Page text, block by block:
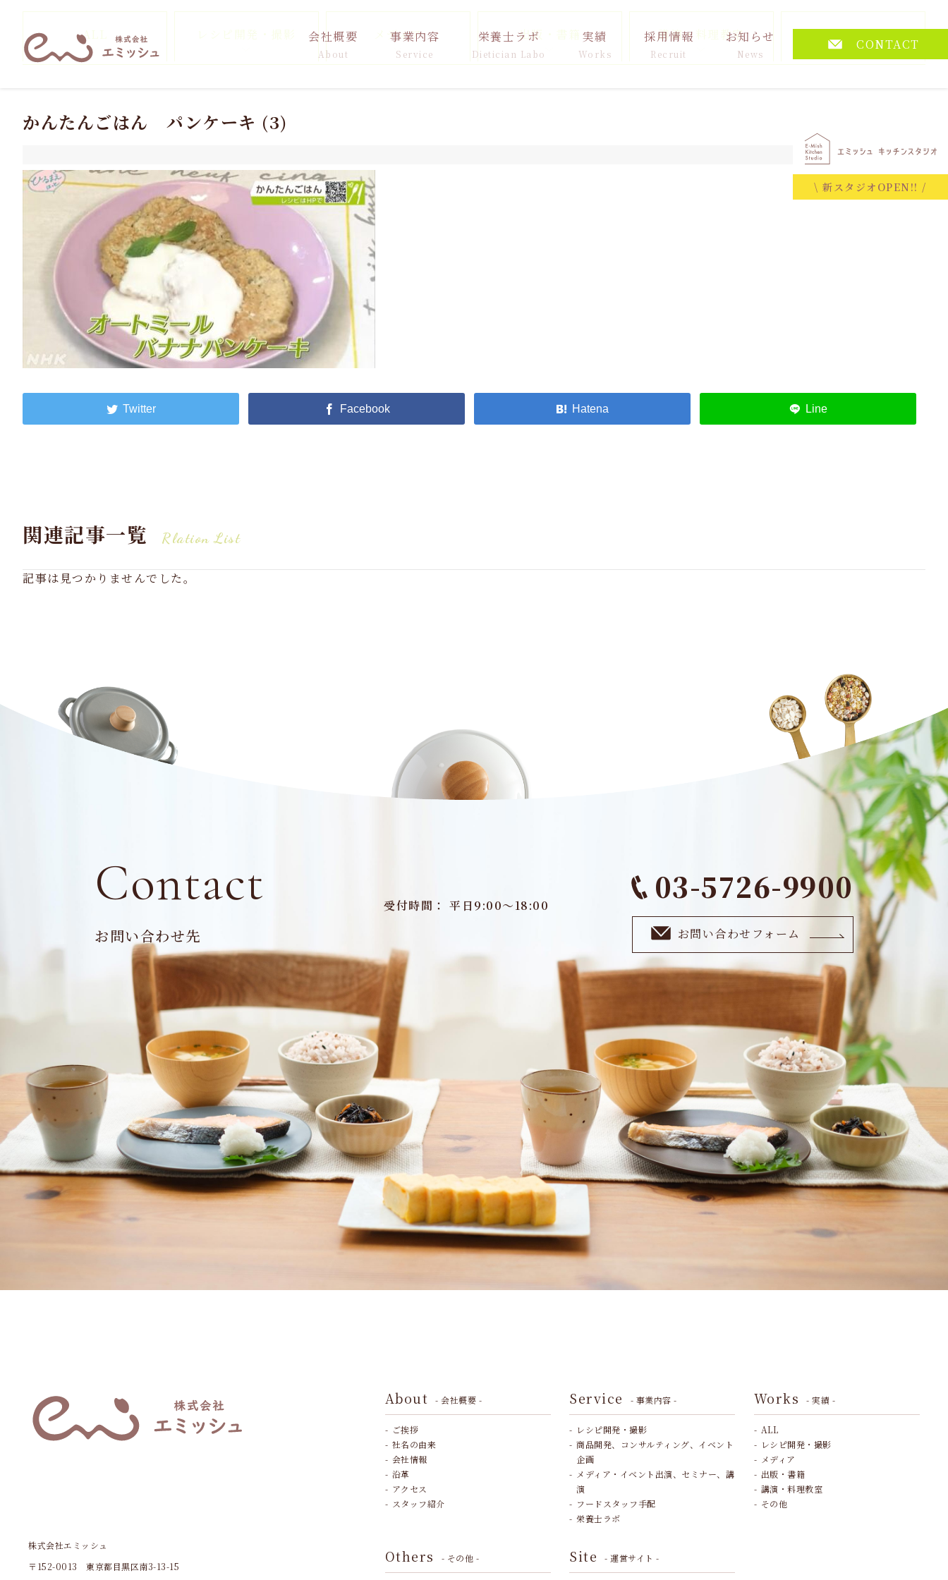
会社概要
About
事業内容
Service
栄養士ラボ
Dietician Labo
実績
Works
採用情報
Recruit
お知らせ
News
CONTACT
\ 新スタジオOPEN!! /
ALL レシピ開発・撮影 メディア 出版・書籍 講演・料理教室 その他
かんたんごはん パンケーキ (3)
2023.09.25
関連記事一覧 Rlation List
記事は見つかりませんでした。
Contact
お問い合わせ先
受付時間： 平日9:00～18:00 03-5726-9900
お問い合わせフォーム
株式会社エミッシュ
〒152-0013 東京都目黒区南3-13-15
About - 会社概要 -
ご挨拶
社名の由来
会社情報
沿革
アクセス
スタッフ紹介
Service - 事業内容 -
レシピ開発・撮影
商品開発、コンサルティング、イベント
企画
メディア・イベント出演、セミナー、講
演
フードスタッフ手配
栄養士ラボ
Works - 実績 -
ALL
レシピ開発・撮影
メディア
出版・書籍
講演・料理教室
その他
Others - その他 - Site - 運営サイト -